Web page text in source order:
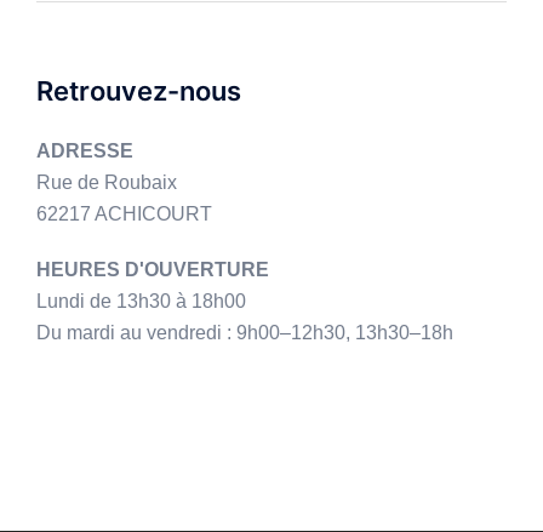
Retrouvez-nous
ADRESSE
Rue de Roubaix
62217 ACHICOURT
HEURES D'OUVERTURE
Lundi de 13h30 à 18h00
Du mardi au vendredi : 9h00–12h30, 13h30–18h